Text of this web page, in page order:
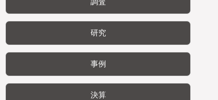
調査
研究
事例
決算